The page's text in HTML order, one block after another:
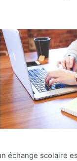
échange scolaire